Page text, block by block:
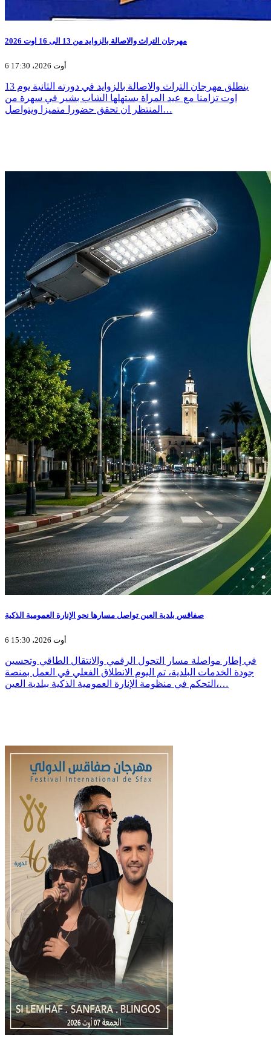
مهرجان التراث والاصالة بالزوايد من 13 الى 16 اوت 2026
6 أوت 2026، 17:30
ينطلق مهرجان التراث والاصالة بالزوايد في دورته الثانية يوم 13
اوت تزامنا مع عيد المراة يستهلها الشاب بشير في سهرة من
المنتظر ان تحقق حضورا متميزا ويتواصل…
صفاقس بلدية العين تواصل مسارها نحو الإنارة العمومية الذكية
6 أوت 2026، 15:30
في إطار مواصلة مسار التحول الرقمي والانتقال الطاقي وتحسين
جودة الخدمات البلدية، تم اليوم الانطلاق الفعلي في العمل بمنصة
التحكم في منظومة الإنارة العمومية الذكية ببلدية العين،…